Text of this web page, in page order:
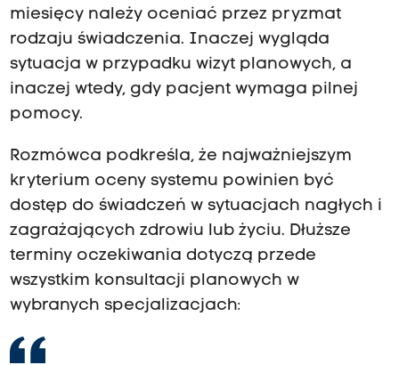
miesięcy należy oceniać przez pryzmat
rodzaju świadczenia. Inaczej wygląda
sytuacja w przypadku wizyt planowych, a
inaczej wtedy, gdy pacjent wymaga pilnej
pomocy.
Rozmówca podkreśla, że najważniejszym
kryterium oceny systemu powinien być
dostęp do świadczeń w sytuacjach nagłych i
zagrażających zdrowiu lub życiu. Dłuższe
terminy oczekiwania dotyczą przede
wszystkim konsultacji planowych w
wybranych specjalizacjach: